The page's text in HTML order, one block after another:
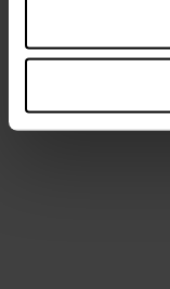
Biker regular in nappa
€ 676,00
€ 1.040,00